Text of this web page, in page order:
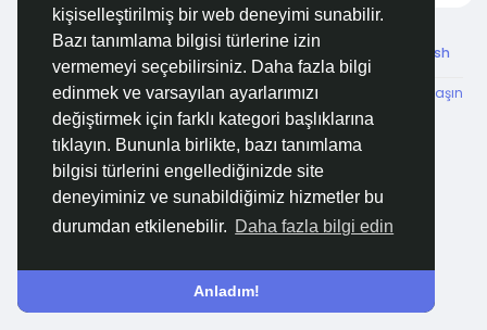
kişiselleştirilmiş bir web deneyimi sunabilir.
Bazı tanımlama bilgisi türlerine izin
vermemeyi seçebilirsiniz. Daha fazla bilgi
edinmek ve varsayılan ayarlarımızı
değiştirmek için farklı kategori başlıklarına
tıklayın. Bununla birlikte, bazı tanımlama
bilgisi türlerini engellediğinizde site
deneyiminiz ve sunabildiğimiz hizmetler bu
durumdan etkilenebilir. Daha fazla bilgi edin
Anladım!
© 2026 Özelim Turkish
Hakkımızda Koşullar KVKK HSVTP
Bize Ulaşın
Destek Merkezi